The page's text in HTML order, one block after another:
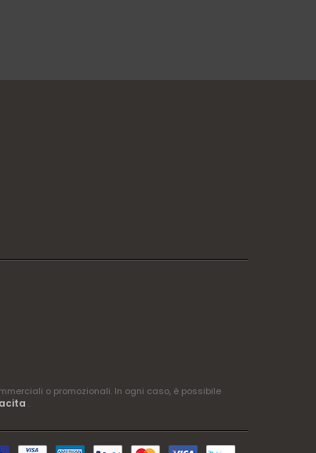
o promozionali. In ogni caso, è possibile
.